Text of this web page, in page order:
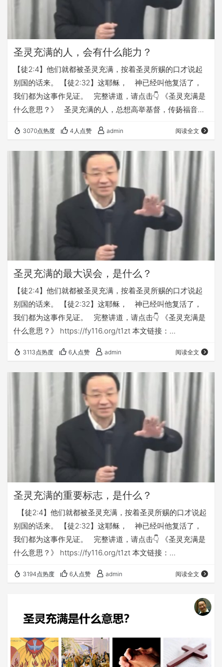
圣灵充满的人，会有什么能力？
【徒2:4】他们就都被圣灵充满，按着圣灵所赐的口才说起
别国的话来。 【徒2:32】这耶稣， 神已经叫他复活了，
我们都为这事作见证。 完整讲道，请点击👇 《圣灵充满是
什么意思？》 圣灵充满的人，总想高举基督，传扬福音，
生而为王》 https://fy116.org/2v41 本文链接：
https://fy116.org/kr3r
3070点热度 4人点赞 admin 阅读全文
圣灵充满的最大误会，是什么？
【徒2:4】他们就都被圣灵充满，按着圣灵所赐的口才说起
别国的话来。 【徒2:32】这耶稣， 神已经叫他复活了，
我们都为这事作见证。 完整讲道，请点击👇 《圣灵充满是
什么意思？》 https://fy116.org/t1zt 本文链接：
3113点热度 6人点赞 admin 阅读全文
圣灵充满的重要标志，是什么？
【徒2:4】他们就都被圣灵充满，按着圣灵所赐的口才说起
别国的话来。 【徒2:32】这耶稣， 神已经叫他复活了，
我们都为这事作见证。 完整讲道，请点击👇 《圣灵充满是
什么意思？》 https://fy116.org/t1zt 本文链接：
3194点热度 6人点赞 admin 阅读全文